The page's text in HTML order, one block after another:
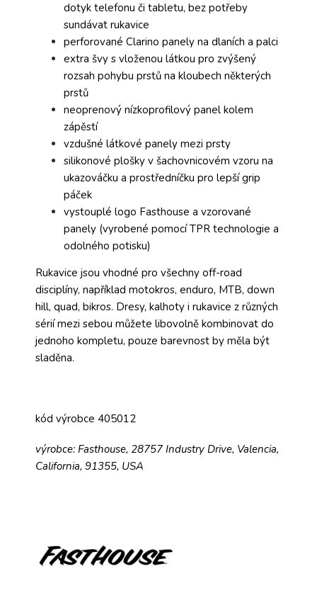
dotyk telefonu či tabletu, bez potřeby
sundávat rukavice
perforované Clarino panely na dlaních a palci
extra švy s vloženou látkou pro zvýšený
rozsah pohybu prstů na kloubech některých
prstů
neoprenový nízkoprofilový panel kolem
zápěstí
vzdušné látkové panely mezi prsty
silikonové plošky v šachovnicovém vzoru na
ukazováčku a prostředníčku pro lepší grip
páček
vystouplé logo Fasthouse a vzorované
panely (vyrobené pomocí TPR technologie a
odolného potisku)
Rukavice jsou vhodné pro všechny off-road
disciplíny, například motokros, enduro, MTB, down
hill, quad, bikros. Dresy, kalhoty i rukavice z různých
sérií mezi sebou můžete libovolně kombinovat do
jednoho kompletu, pouze barevnost by měla být
sladěna.
kód výrobce 405012
výrobce: Fasthouse, 28757 Industry Drive, Valencia,
California, 91355, USA